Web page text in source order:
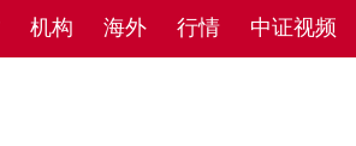
机构 海外 行情 中证视频